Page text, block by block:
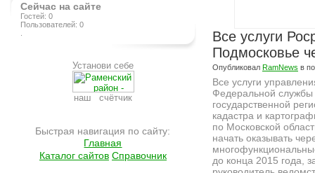
Сейчас на сайте
Гостей: 0
Пользователей: 0
Установи себе
наш счётчик
Быстрая навигация по сайту:
Главная
Каталог сайтов Справочник
Все услуги
Подмосковье
Опубликовал RamNews в
Все услуги
Федеральной службы
государственной
кадастра и
по Московской
начать оказывать
до конца 2015 года,